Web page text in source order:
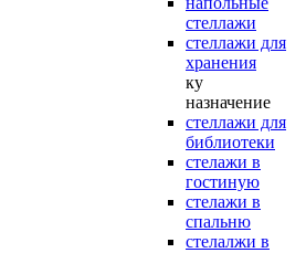
стеллажи
стеллажи для
хранения
ку
назначение
стеллажи для
библиотеки
стелажи в
гостиную
стелажи в
спальню
стелалжи в